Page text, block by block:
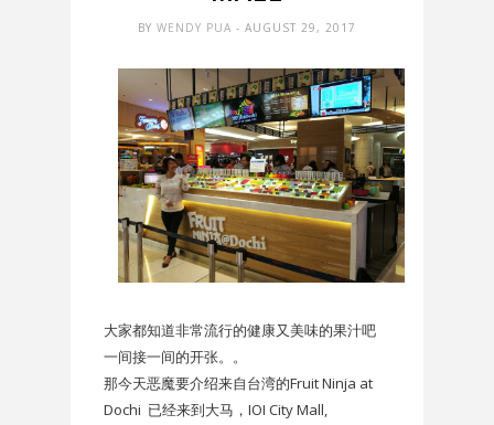
BY WENDY PUA - AUGUST 29, 2017
大家都知道非常流行的健康又美味的果汁吧
一间接一间的开张。。
那今天恶魔要介绍来自台湾的Fruit Ninja at
Dochi 已经来到大马，IOI City Mall,